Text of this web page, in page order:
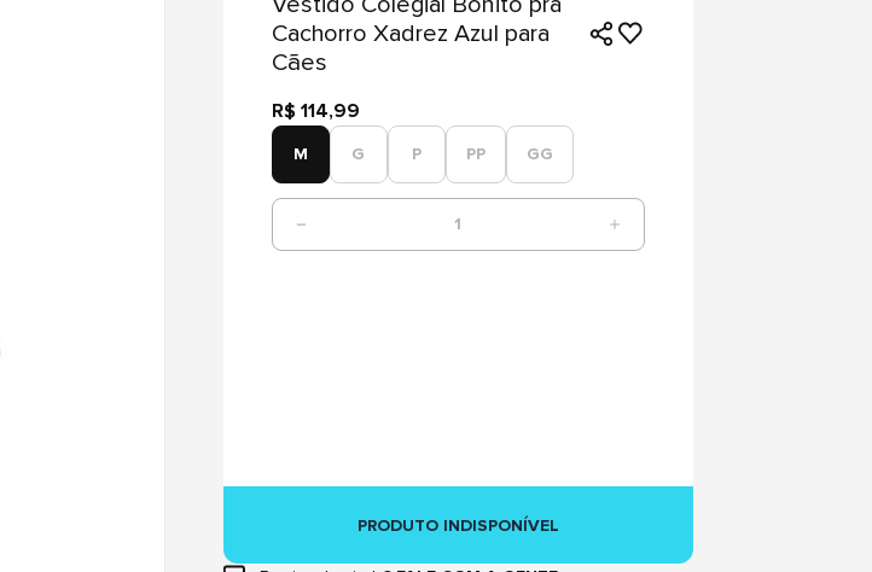
Cachorro Xadrez Azul para
Cães
R$ 114,99
M G P PP GG
1
PRODUTO INDISPONÍVEL